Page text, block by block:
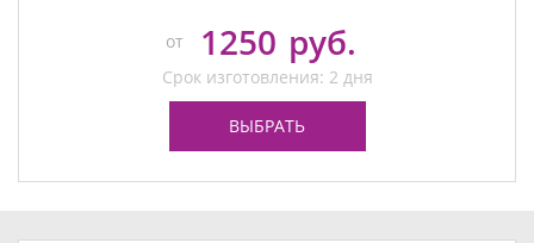
от 1250 руб.
Срок изготовления: 2 дня
ВЫБРАТЬ